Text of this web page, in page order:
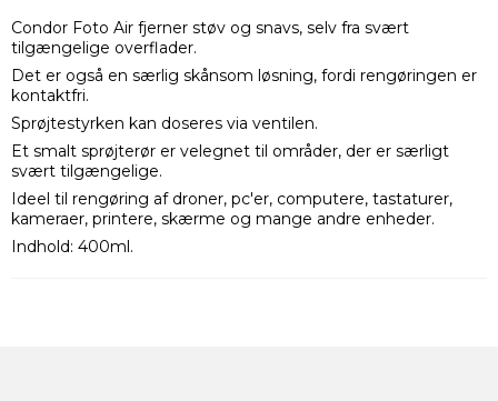
Condor Foto Air fjerner støv og snavs, selv fra svært
tilgængelige overflader.
Det er også en særlig skånsom løsning, fordi rengøringen er
kontaktfri.
Sprøjtestyrken kan doseres via ventilen.
Et smalt sprøjterør er velegnet til områder, der er særligt
svært tilgængelige.
Ideel til rengøring af droner, pc'er, computere, tastaturer,
kameraer, printere, skærme og mange andre enheder.
Indhold: 400ml.